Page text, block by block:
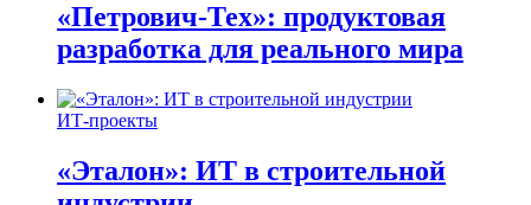
«Петрович-Тех»: продуктовая
разработка для реального мира
ИТ-проекты
«Эталон»: ИТ в строительной